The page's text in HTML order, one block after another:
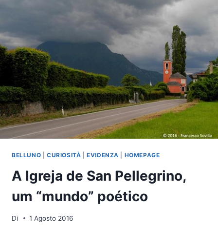
BELLUNO CURIOSITÀ |EVIDENZA HOMEPAGE
A Igreja de San Pellegrino,
um “mundo” poético
Di 1 Agosto 2016